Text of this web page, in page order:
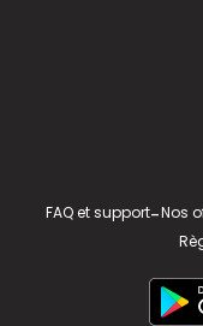
FAQ et support-Nos